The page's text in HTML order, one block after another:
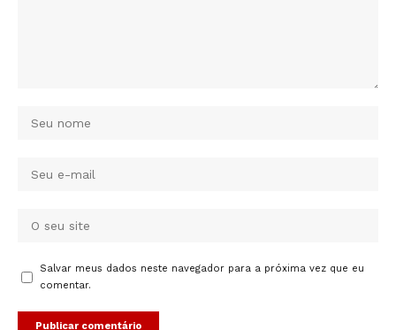
Salvar meus dados neste navegador para a próxima vez que eu
comentar.